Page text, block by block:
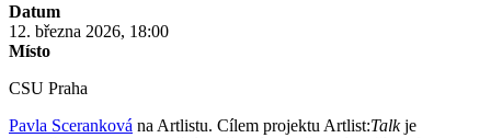
Datum
12. března 2026, 18:00
Místo
CSU Praha
Pavla Sceranková na Artlistu. Cílem projektu Artlist:Talkje